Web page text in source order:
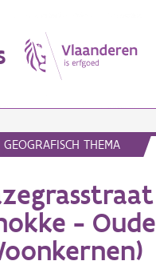
GEOGRAFISCH THEMA
- Oude